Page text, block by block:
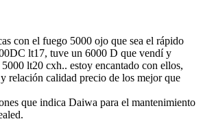
con el fuego 5000 ojo que sea el rápido
lt17, tuve un 6000 D que vendí y
lt20 cxh.. estoy encantado con ellos,
relación calidad precio de los mejor que
que indica Daiwa para el mantenimiento